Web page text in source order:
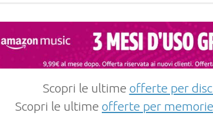
Scopri le ultime offerte per
Scopri le ultime offerte per memorie